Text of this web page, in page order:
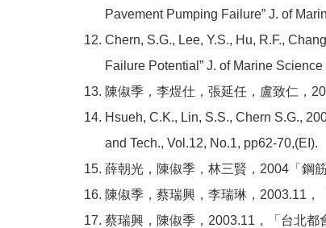
Pavement Pumping Failure” J. of
Chern, S.G., Lee, Y.S., Hu, R.F.,
Failure Potential” J. of Marine
陳俶季，李煜仕，張延任，盧致仁，
Hsueh, C.K., Lin, S.S., Chern S.G.,
and Tech., Vol.12, No.1, pp62-70,(EI).
薛朝光，陳俶季，林三賢，2004「鋼
陳俶季，蔡瑞興，李瑞琳，2003.11，
蔡瑞興，陳俶季，2003.11，「台北